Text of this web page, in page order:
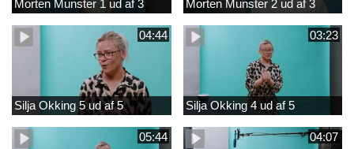
Morten Munster 1 ud af 3 Morten Munster 2 ud af 3
04:44
Silja Okking 5 ud af 5
03:23
Silja Okking 4 ud af 5
05:44 04:07